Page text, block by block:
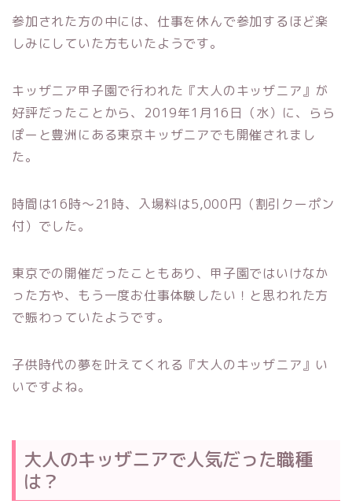
参加された方の中には、仕事を休んで参加するほど楽
しみにしていた方もいたようです。
キッザニア甲子園で行われた『大人のキッザニア』が
好評だったことから、2019年1月16日（水）に、らら
ぽーと豊洲にある東京キッザニアでも開催されまし
た。
時間は16時～21時、入場料は5,000円（割引クーポン
付）でした。
東京での開催だったこともあり、甲子園ではいけなか
った方や、もう一度お仕事体験したい！と思われた方
で賑わっていたようです。
子供時代の夢を叶えてくれる『大人のキッザニア』い
いですよね。
大人のキッザニアで人気だった職種
は？